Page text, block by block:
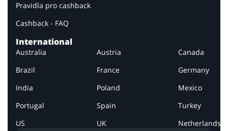
Pravidla pro cashback
Cashback - FAQ
International
Australia Austria
Canada
Brazil
France
Germany
India
Poland
Mexico
Portugal
Spain
Turkey
US
UK Netherlands